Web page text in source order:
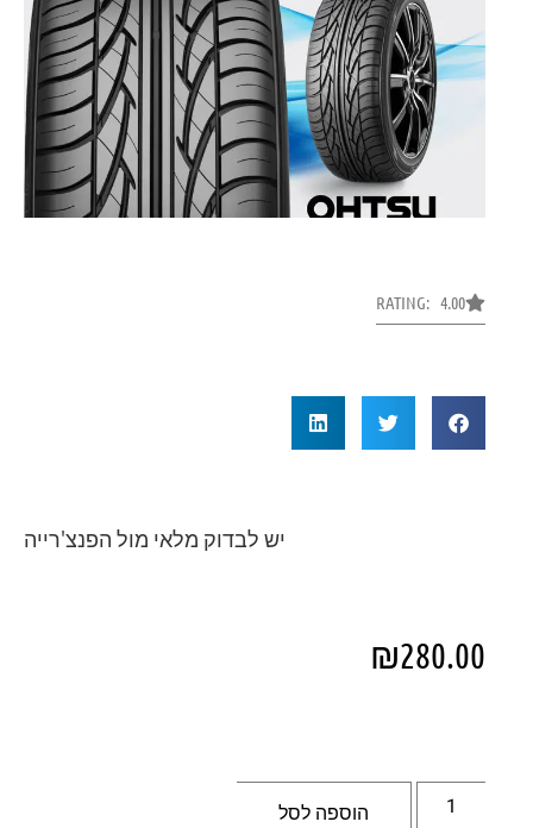
RATING: 4.00
יש לבדוק מלאי מול הפנצ'רייה
₪280.00
הוספה לסל